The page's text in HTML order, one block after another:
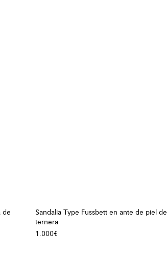
de
Sandalia Type Fussbett en ante de piel de
ternera
1.000€